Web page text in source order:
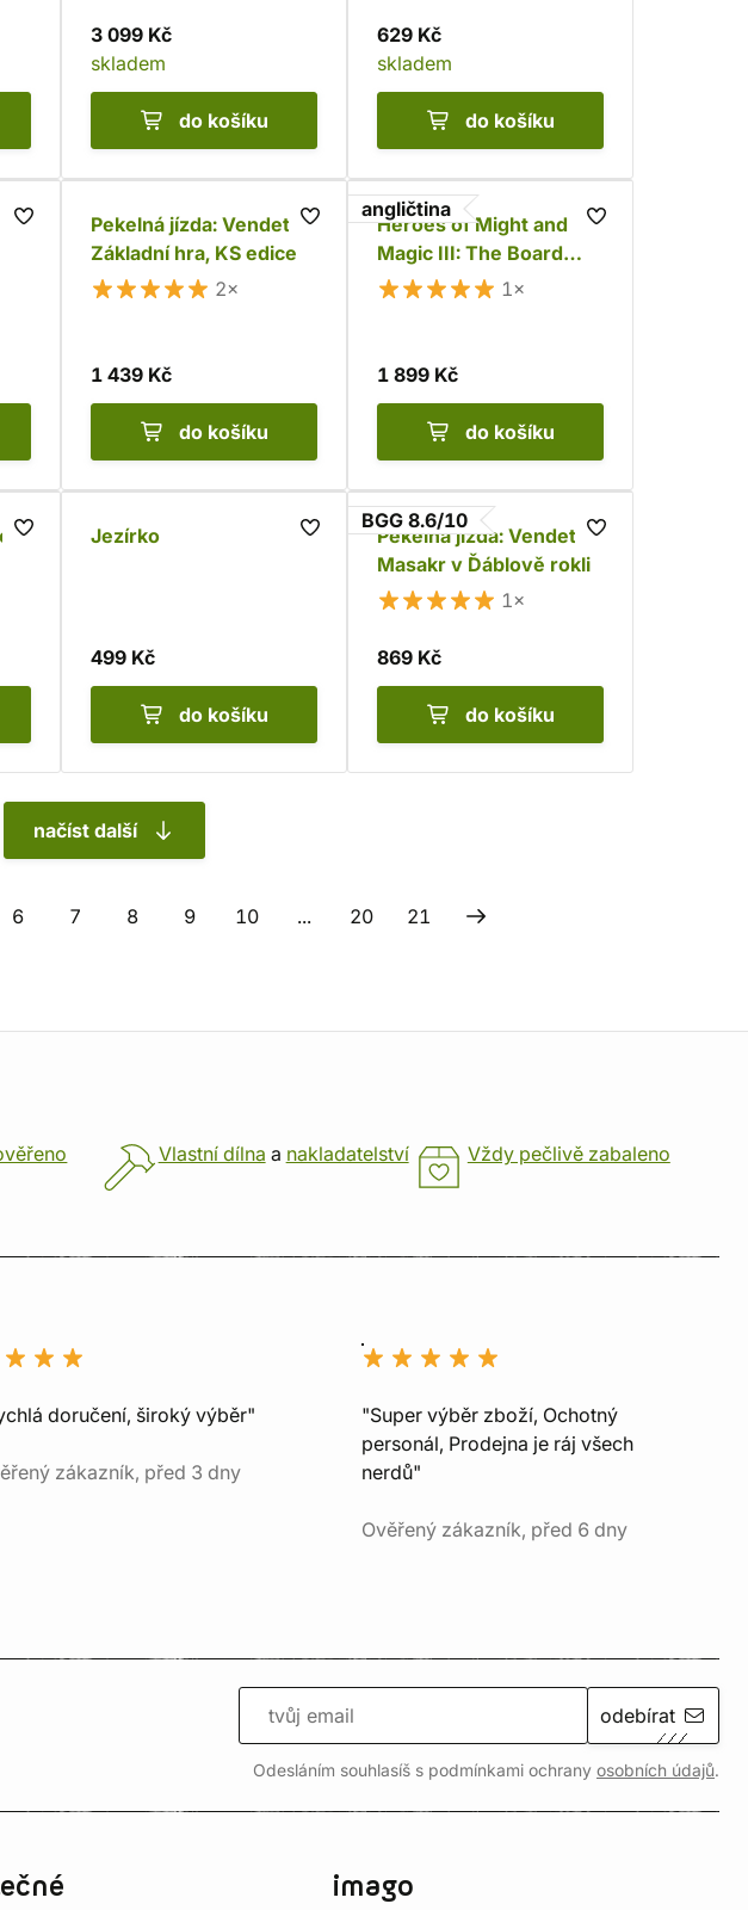
3 099 Kč
skladem
do košíku
629 Kč
skladem
do košíku
Pekelná jízda: Vendeta -
Základní hra, KS edice
2×
1 439 Kč
do košíku
angličtina
Heroes of Might and
Magic III: The Board
Game
1×
1 899 Kč
do košíku
Jezírko
499 Kč
do košíku
BGG 8.6/10
Pekelná jízda: Vendeta -
Masakr v Ďáblově rokli
1×
869 Kč
do košíku
načíst další
6 7 8 9 10 ... 20 21
Vlastní dílna a nakladatelství Vždy pečlivě zabaleno
doručení, široký výběr"
zákazník, před 3 dny
"Super výběr zboží, Ochotný
personál, Prodejna je ráj všech
nerdů"
Ověřený zákazník, před 6 dny
odebírat
Odesláním souhlasíš s podmínkami ochrany osobních údajů.
imago